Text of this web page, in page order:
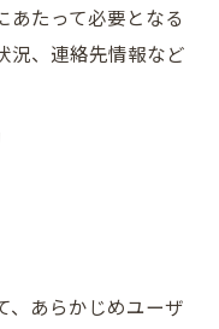
あたって必要となる
況、連絡先情報など
、あらかじめユーザ